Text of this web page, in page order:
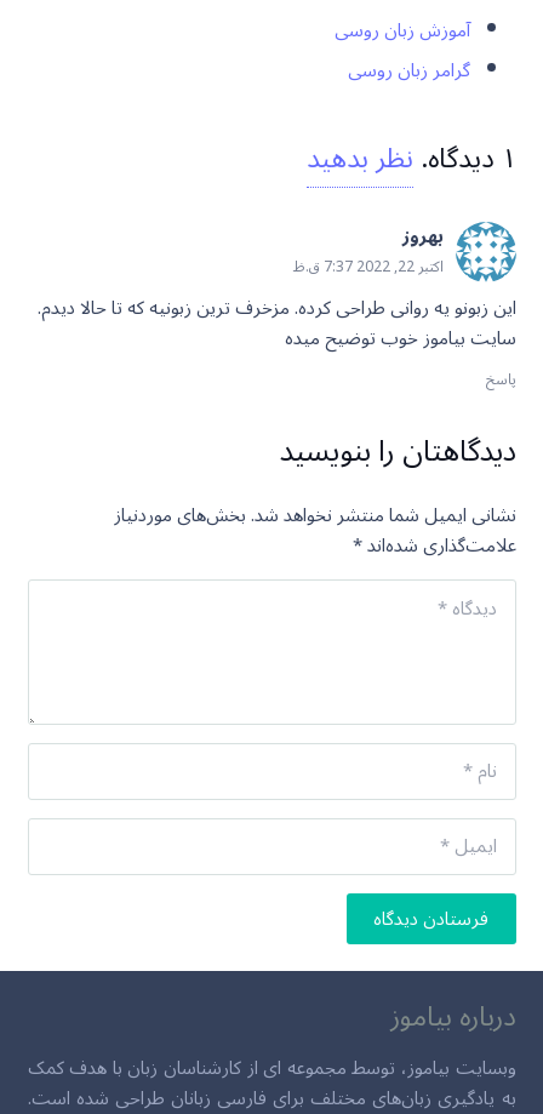
آموزش زبان روسی
گرامر زبان روسی
۱ دیدگاه.نظر بدهید
بهروز
اکتبر 22, 2022 7:37 ق.ظ
این زبونو یه روانی طراحی کرده. مزخرف ترین زبونیه که تا حالا دیدم.
سایت بیاموز خوب توضیح میده
پاسخ
دیدگاهتان را بنویسید
نشانی ایمیل شما منتشر نخواهد شد.بخش‌های موردنیاز
علامت‌گذاری شده‌اند*
فرستادن دیدگاه
درباره بیاموز
وبسایت بیاموز، توسط مجموعه ای از کارشناسان زبان با هدف کمک
به یادگیری زبان‌های مختلف برای فارسی زبانان طراحی شده است.